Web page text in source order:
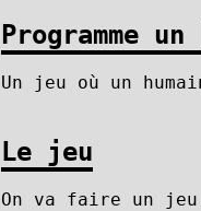
Programme un
Un jeu où un
Le jeu
On va faire un